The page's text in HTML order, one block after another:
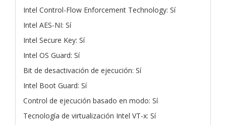
Intel Control-Flow Enforcement Technology: Sí
Intel AES-NI: Sí
Intel Secure Key: Sí
Intel OS Guard: Sí
Bit de desactivación de ejecución: Sí
Intel Boot Guard: Sí
Control de ejecución basado en modo: Sí
Tecnología de virtualización Intel VT-x: Sí